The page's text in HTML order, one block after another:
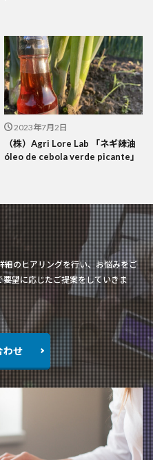
2023年7月2日
（株）Agri Lore Lab 「ネギ辣油
óleo de cebola verde picante」
細のヒアリングを行い、お悩みをご
望に応じたご提案をしていきま
わせ